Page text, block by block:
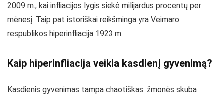
2009 m., kai infliacijos lygis siekė milijardus procentų per
mėnesį. Taip pat istoriškai reikšminga yra Veimaro
respublikos hiperinfliacija 1923 m.
Kaip hiperinfliacija veikia kasdienį gyvenimą?
Kasdienis gyvenimas tampa chaotiškas: žmonės skuba